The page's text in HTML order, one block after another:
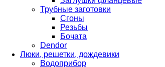
Трубные заготовки
Cгоны
Резьбы
Бочата
Dendor
Люки, решетки, дождевики
Водоприбор